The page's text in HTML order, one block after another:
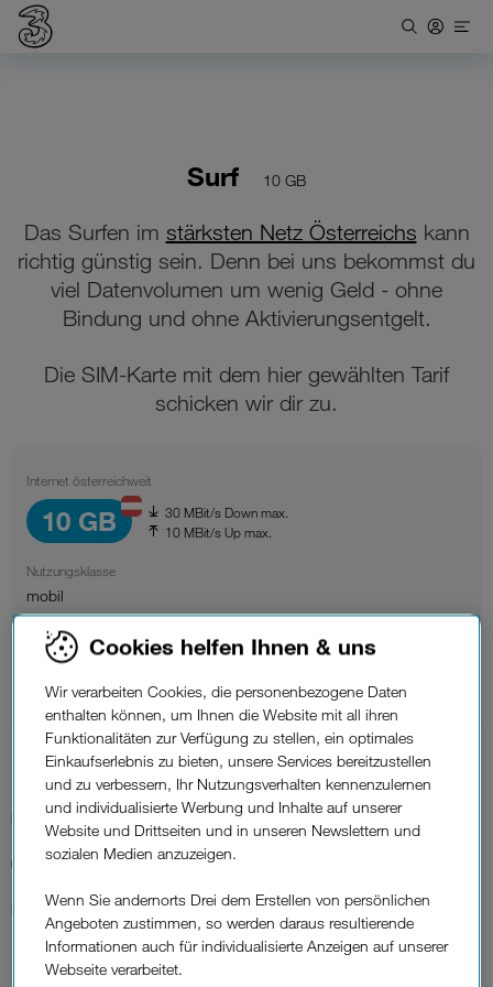
Surf 10 GB
Das Surfen im stärksten Netz Österreichs kann
richtig günstig sein. Denn bei uns bekommst du
viel Datenvolumen um wenig Geld - ohne
Bindung und ohne Aktivierungsentgelt.
Die SIM-Karte mit dem hier gewählten Tarif
schicken wir dir zu.
Internet österreichweit
10 GB
30 MBit/s Down max.
10 MBit/s Up max.
Nutzungsklasse
mobil
Roaming
nicht verfügbar
Aufladung für 365 Tage
10 €
Für 365 Tage
0 €
Einmalig
Cookies helfen Ihnen & uns
Wir verarbeiten Cookies, die personenbezogene Daten
enthalten können, um Ihnen die Website mit all ihren
Funktionalitäten zur Verfügung zu stellen, ein optimales
Einkaufserlebnis zu bieten, unsere Services bereitzustellen
und zu verbessern, Ihr Nutzungsverhalten kennenzulernen
und individualisierte Werbung und Inhalte auf unserer
Website und Drittseiten und in unseren Newslettern und
sozialen Medien anzuzeigen.
Wenn Sie andernorts Drei dem Erstellen von persönlichen
Angeboten zustimmen, so werden daraus resultierende
Informationen auch für individualisierte Anzeigen auf unserer
Webseite verarbeitet.